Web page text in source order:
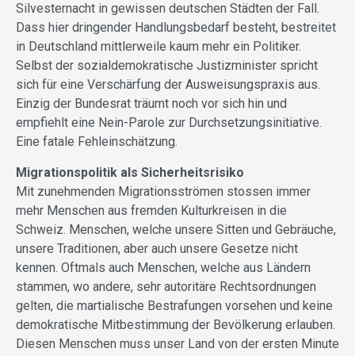
Silvesternacht in gewissen deutschen Städten der Fall.
Dass hier dringender Handlungsbedarf besteht, bestreitet
in Deutschland mittlerweile kaum mehr ein Politiker.
Selbst der sozialdemokratische Justizminister spricht
sich für eine Verschärfung der Ausweisungspraxis aus.
Einzig der Bundesrat träumt noch vor sich hin und
empfiehlt eine Nein-Parole zur Durchsetzungsinitiative.
Eine fatale Fehleinschätzung.
Migrationspolitik als Sicherheitsrisiko
Mit zunehmenden Migrationsströmen stossen immer
mehr Menschen aus fremden Kulturkreisen in die
Schweiz. Menschen, welche unsere Sitten und Gebräuche,
unsere Traditionen, aber auch unsere Gesetze nicht
kennen. Oftmals auch Menschen, welche aus Ländern
stammen, wo andere, sehr autoritäre Rechtsordnungen
gelten, die martialische Bestrafungen vorsehen und keine
demokratische Mitbestimmung der Bevölkerung erlauben.
Diesen Menschen muss unser Land von der ersten Minute